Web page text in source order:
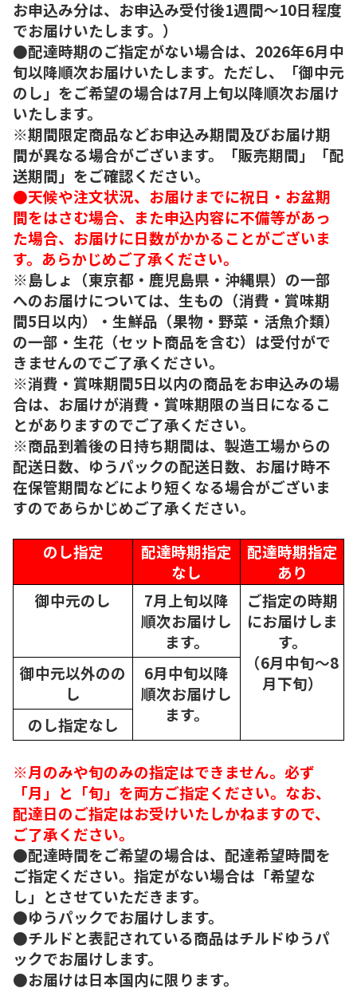
お申込み分は、お申込み受付後1週間～10日程度
でお届けいたします。）
●配達時期のご指定がない場合は、2026年6月中
旬以降順次お届けいたします。ただし、「御中元
のし」をご希望の場合は7月上旬以降順次お届け
いたします。
※期間限定商品などお申込み期間及びお届け期
間が異なる場合がございます。「販売期間」「配
送期間」をご確認ください。
●天候や注文状況、お届けまでに祝日・お盆期
間をはさむ場合、また申込内容に不備等があっ
た場合、お届けに日数がかかることがございま
す。あらかじめご了承ください。
※島しょ（東京都・鹿児島県・沖縄県）の一部
へのお届けについては、生もの（消費・賞味期
間5日以内）・生鮮品（果物・野菜・活魚介類）
の一部・生花（セット商品を含む）は受付がで
きませんのでご了承ください。
※消費・賞味期間5日以内の商品をお申込みの場
合は、お届けが消費・賞味期限の当日になるこ
とがありますのでご了承ください。
※商品到着後の日持ち期間は、製造工場からの
配送日数、ゆうパックの配送日数、お届け時不
在保管期間などにより短くなる場合がございま
すのであらかじめご了承ください。
のし指定
配達時期指定
なし
配達時期指定
あり
御中元のし
7月上旬以降
順次お届けし
ます。
ご指定の時期
にお届けしま
す。
（6月中旬～8
月下旬）
御中元以外のの
し
6月中旬以降
順次お届けし
ます。
のし指定なし
※月のみや旬のみの指定はできません。必ず
「月」と「旬」を両方ご指定ください。なお、
配達日のご指定はお受けいたしかねますので、
ご了承ください。
●配達時間をご希望の場合は、配達希望時間を
ご指定ください。指定がない場合は「希望な
し」とさせていただきます。
●ゆうパックでお届けします。
●チルドと表記されている商品はチルドゆうパ
ックでお届けします。
●お届けは日本国内に限ります。